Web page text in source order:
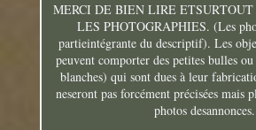
MERCI DE BIEN LIRE
LES PHOTOGRAPHIES. (Les
partieintégrante du descriptif). Les
peuvent comporter des petites bulles
blanches) qui sont dues à leur
neseront pas forcément précisées mais
photos desannonces.